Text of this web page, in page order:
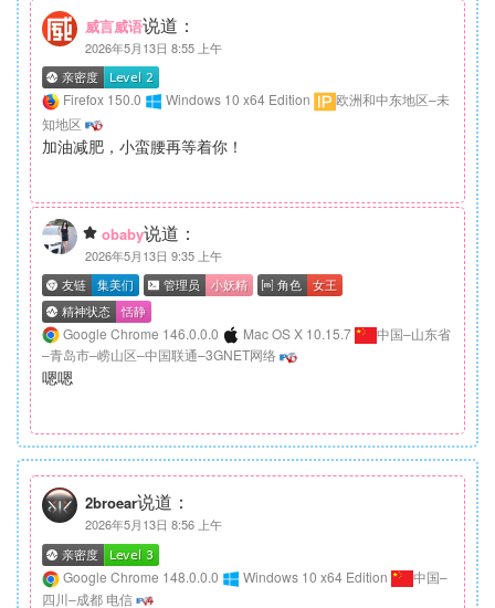
威言威语说道：
2026年5月13日 8:55 上午
Firefox 150.0 Windows 10 x64 Edition
欧洲和中东地区–未
知地区
加油减肥，小蛮腰再等着你！
obaby说道：
2026年5月13日 9:35 上午
Google Chrome 146.0.0.0 Mac OS X 10.15.7
中国–山东省
–青岛市–崂山区–中国联通–3GNET网络
嗯嗯
2broear说道：
2026年5月13日 8:56 上午
Google Chrome 148.0.0.0 Windows 10 x64 Edition
中国–
四川–成都 电信